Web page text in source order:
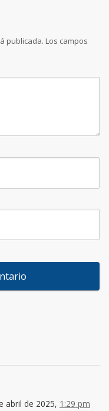
publicada. Los campos
abril de 2025, 1:29 pm